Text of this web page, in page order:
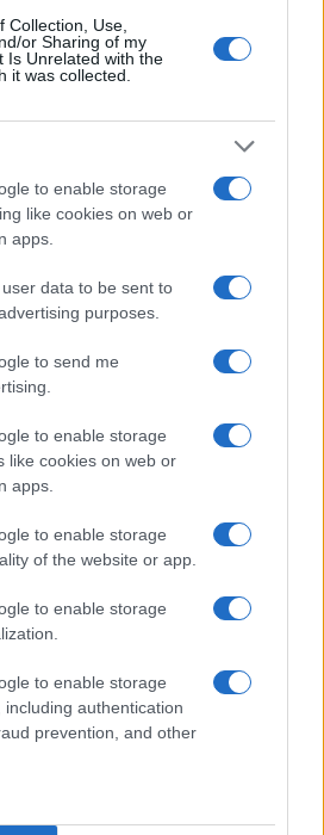
Collection, Use,
or Sharing of my
Is Unrelated with the
it was collected.
to enable storage
like cookies on web or
apps.
data to be sent to
purposes.
to send me
to enable storage
like cookies on web or
apps.
to enable storage
of the website or app.
to enable storage
to enable storage
including authentication
prevention, and other
carriere promettenti e come